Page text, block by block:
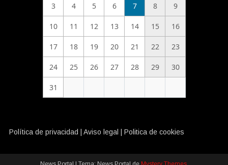
3 4 5 6 7 8 9
10 11 12 13 14 15 16
17 18 19 20 21 22 23
24 25 26 27 28 29 30
31
Política de privacidad |Aviso legal |Politica de cookies